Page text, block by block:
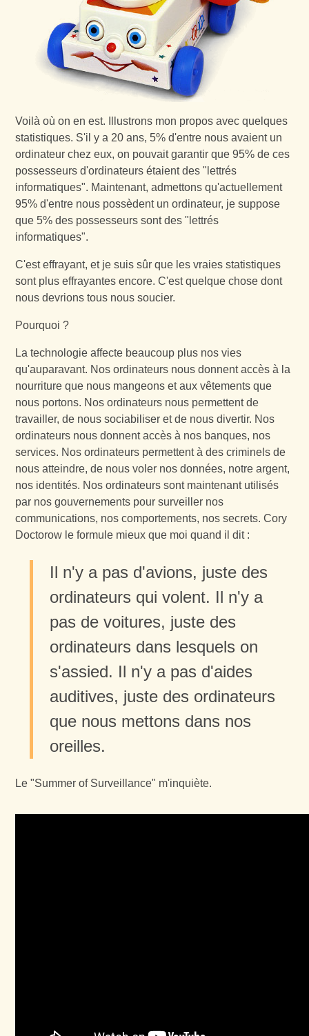
Voilà où on en est. Illustrons mon propos avec quelques
statistiques. S'il y a 20 ans, 5% d'entre nous avaient un
ordinateur chez eux, on pouvait garantir que 95% de ces
possesseurs d'ordinateurs étaient des "lettrés
informatiques". Maintenant, admettons qu'actuellement
95% d'entre nous possèdent un ordinateur, je suppose
que 5% des possesseurs sont des "lettrés
informatiques".
C'est effrayant, et je suis sûr que les vraies statistiques
sont plus effrayantes encore. C'est quelque chose dont
nous devrions tous nous soucier.
Pourquoi ?
La technologie affecte beaucoup plus nos vies
qu'auparavant. Nos ordinateurs nous donnent accès à la
nourriture que nous mangeons et aux vêtements que
nous portons. Nos ordinateurs nous permettent de
travailler, de nous sociabiliser et de nous divertir. Nos
ordinateurs nous donnent accès à nos banques, nos
services. Nos ordinateurs permettent à des criminels de
nous atteindre, de nous voler nos données, notre argent,
nos identités. Nos ordinateurs sont maintenant utilisés
par nos gouvernements pour surveiller nos
communications, nos comportements, nos secrets. Cory
Doctorow le formule mieux que moi quand il dit :
Il n'y a pas d'avions, juste des
ordinateurs qui volent. Il n'y a
pas de voitures, juste des
ordinateurs dans lesquels on
s'assied. Il n'y a pas d'aides
auditives, juste des ordinateurs
que nous mettons dans nos
oreilles.
Le "Summer of Surveillance" m'inquiète.